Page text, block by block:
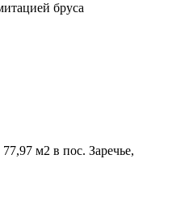
бруса
м2 в пос. Заречье,